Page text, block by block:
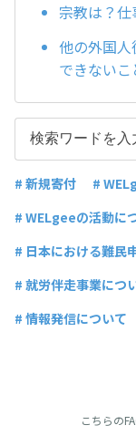
宗教は？
他の外国
できないこ
# 新規寄付
#
# WELgeeの活動に
# 日本における難民
# 就労伴走事業につ
# 情報発信について
こちらの